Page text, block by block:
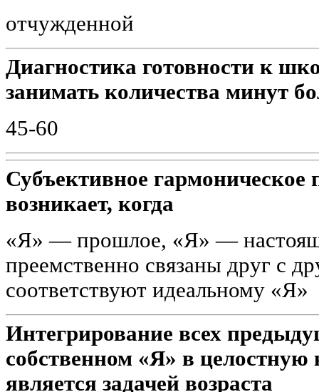
отчужденной
Диагностика готовности к
занимать количества минут
45-60
Субъективное гармоническое
возникает, когда
«Я» — прошлое, «Я» —
преемственно связаны друг с
соответствуют идеальному «Я»
Интегрирование всех
собственном «Я» в целостную
является задачей возраста